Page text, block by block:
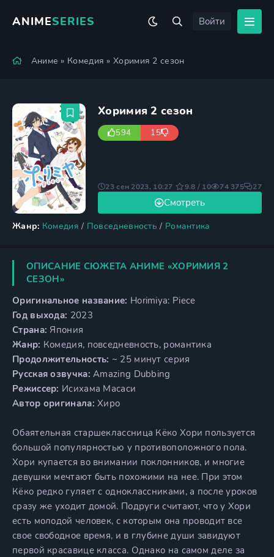
ANIMESERIES Войти
Аниме » Комедия » Хоримия 2 сезон
Хоримия 2 сезон
594 15
Жанр: Комедия / Повседневность / Романтика
Смотреть
23 сен 2023, 10:27 9.8 / 10 74 375 27
ОПИСАНИЕ СЮЖЕТА АНИМЕ «ХОРИМИЯ 2
СЕЗОН»
Оригинальное название: Horimiya: Piece
Год выхода: 2023
Страна: Япония
Жанр: Комедия, повседневность, романтика
Продолжительность: ~ 25 минут серия
Русская озвучка: Amazing Dubbing
Режиссер: Исихама Масаси
Автор оригинала: Хиро
Обаятельная старшеклассница Кёко Хори пользуется
большой популярностью у противоположного пола.
Хори купается во внимании поклонников, и многие
девушки мечтают быть похожими на нее. При этом
Кёко редко гуляет с одноклассниками, а после уроков
сразу же уходит домой. Подруги считают, что у Хори
есть молодой человек, с которым она проводит все
свое свободное время, и в глубине души завидуют
первой красавице класса. Однако на самом деле за